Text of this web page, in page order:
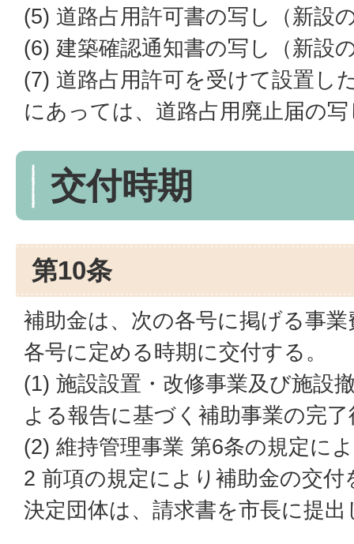
(5) 道路占用許可書の写し（新設
(6) 建築確認通知書の写し（新設
(7) 道路占用許可を受けて設置し
にあっては、道路占用廃止届の写
交付時期
第10条
補助金は、次の各号に掲げる事
各号に定める時期に交付する。
(1) 施設設置・改修事業及び施設
よる報告に基づく補助事業の完了
(2) 維持管理事業 第6条の規定に
2 前項の規定により補助金の交
決定団体は、請求書を市長に提